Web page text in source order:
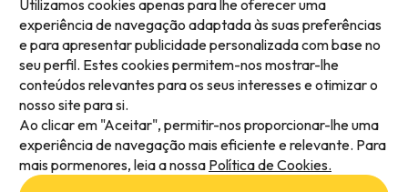
Métodos de pagamento disponíveis
Utilizamos cookies apenas para lhe oferecer uma
experiência de navegação adaptada às suas preferências
e para apresentar publicidade personalizada com base no
seu perfil. Estes cookies permitem-nos mostrar-lhe
conteúdos relevantes para os seus interesses e otimizar o
nosso site para si.
Ao clicar em "Aceitar", permitir-nos proporcionar-lhe uma
experiência de navegação mais eficiente e relevante. Para
mais pormenores, leia a nossa Política de Cookies.